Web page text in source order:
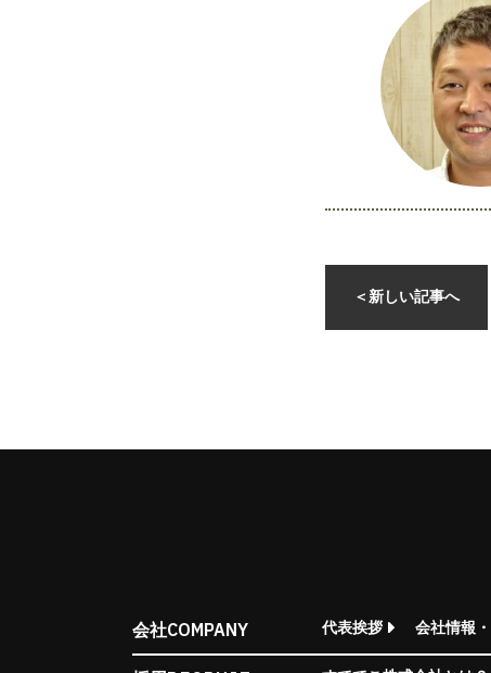
＜ 新しい記事へ
会社COMPANY 代表挨拶 会社情報